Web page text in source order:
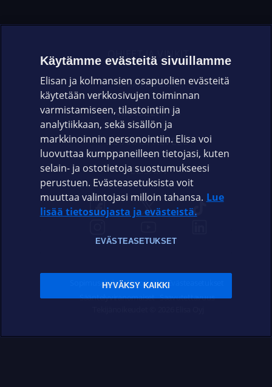
OHJEET JA VINKIT
OMAYHTEISÖ
VIANSELVITYS
ASIAKASPALVELU
ELISA.FI
Sopimusehdot Tietosuoja Evästeasetukset
Sääntelyviranomaiset Saavutettavuus
Käytämme evästeitä sivuillamme
Elisan ja kolmansien osapuolien evästeitä
käytetään verkkosivujen toiminnan
varmistamiseen, tilastointiin ja
analytiikkaan, sekä sisällön ja
markkinoinnin personointiin. Elisa voi
luovuttaa kumppaneilleen tietojasi, kuten
selain- ja ostotietoja suostumukseesi
perustuen. Evästeasetuksista voit
muuttaa valintojasi milloin tahansa. Lue
lisää tietosuojasta ja evästeistä.
EVÄSTEASETUKSET
HYVÄKSY KAIKKI